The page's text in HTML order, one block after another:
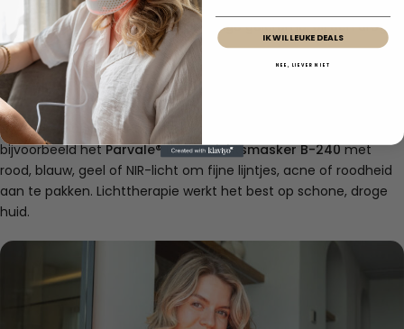
hebt, kies altijd een crème of lotion die daar goed op aansluit.
Voor de vette huid kies je een luchtige gelcrème, bij een droge
huid een vollere formule.
4. Gebruik een LED Gezichtsmasker voor extra
verzorging
Na het reinigen is je huid klaar voor een gerichte boost. Gebruik
bijvoorbeeld hetParvale® LED Gezichtsmasker B-240met
rood, blauw, geel of NIR-licht om fijne lijntjes, acne of roodheid
aan te pakken. Lichttherapie werkt het best op schone, droge
huid.
IK WIL LEUKE DEALS
NEE, LIEVER NIET